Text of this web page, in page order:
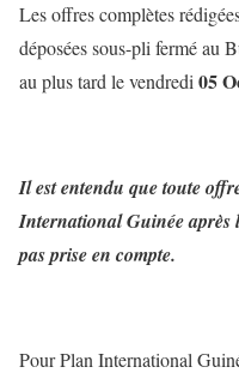
Les offres complètes
déposées sous-pli fermé au
au plus tard le vendredi05
Il est entendu que toute
International Guinée après
pas prise en compte.
Pour Plan International